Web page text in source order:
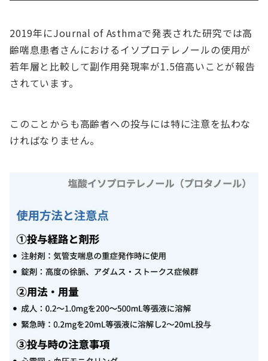
2019年にJournal of Asthmaで発表された研究では高
齢喘息患者さんにおけるイソプロテレノールの使用が
若年層と比較して副作用発現率が1.5倍高いことが報告
されています。
このことからも高齢者への投与には特に注意を払わな
ければなりません。